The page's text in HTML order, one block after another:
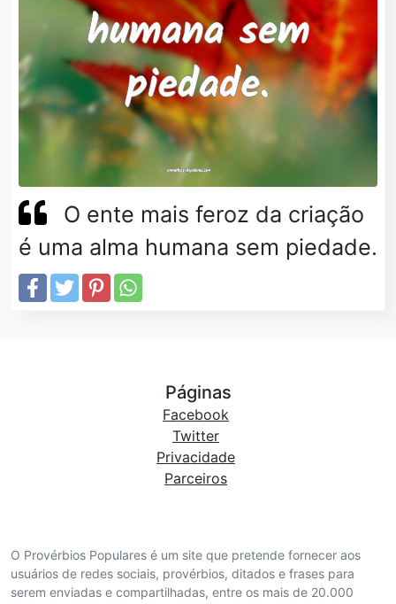
O ente mais feroz da criação
é uma alma humana sem piedade.
O Provérbios Populares é um site que pretende fornecer aos
usuários de redes sociais, provérbios, ditados e frases para
serem enviadas e compartilhadas, entre os mais de 20.000
Páginas
Facebook
Twitter
Privacidade
Parceiros